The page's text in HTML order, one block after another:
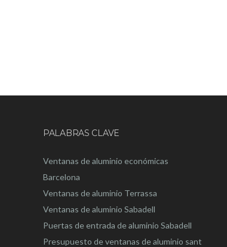
PALABRAS CLAVE
Ventanas de aluminio económicas
Barcelona
Ventanas de aluminio Terrassa
Ventanas de aluminio Sabadell
Puertas de entrada de aluminio Sabadell
Presupuesto de ventanas de aluminio sant